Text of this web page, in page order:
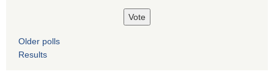
Older polls
Results